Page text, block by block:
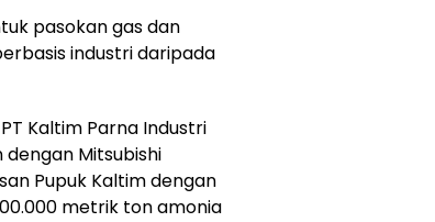
pasokan gas dan
industri daripada
Kaltim Parna Industri
Mitsubishi
Pupuk Kaltim dengan
metrik ton amonia